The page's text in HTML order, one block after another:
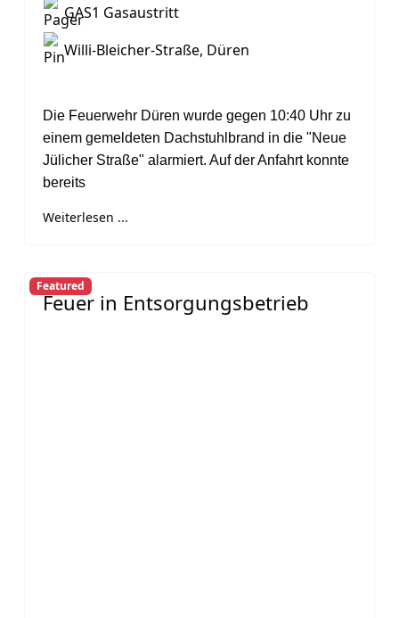
GAS1 Gasaustritt
Willi-Bleicher-Straße, Düren
Die Feuerwehr Düren wurde gegen 10:40 Uhr zu
einem gemeldeten Dachstuhlbrand in die "Neue
Jülicher Straße" alarmiert. Auf der Anfahrt konnte
bereits
Weiterlesen ...
Featured
Feuer in Entsorgungsbetrieb